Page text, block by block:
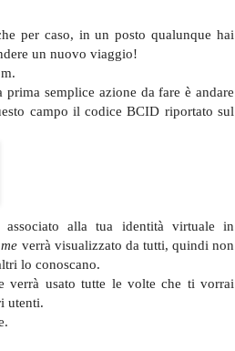
per caso, in un posto qualunque hai
un nuovo viaggio!
semplice azione da fare è andare
campo il codice BCID riportato sul
alla tua identità virtuale in
verrà visualizzato da tutti, quindi non
lo conoscano.
verrà usato tutte le volte che ti vorrai
utenti.